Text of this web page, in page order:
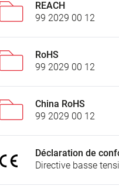
REACH
99 2029 00 12
RoHS
99 2029 00 12
China RoHS
99 2029 00 12
Déclaration de
Directive basse